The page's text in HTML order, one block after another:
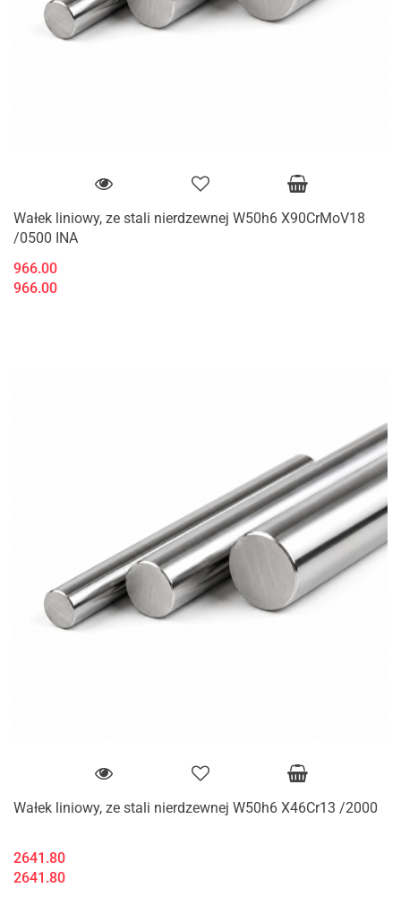
Wałek liniowy, ze stali nierdzewnej W50h6 X90CrMoV18
/0500 INA
966.00
966.00
Wałek liniowy, ze stali nierdzewnej W50h6 X46Cr13 /2000
2641.80
2641.80